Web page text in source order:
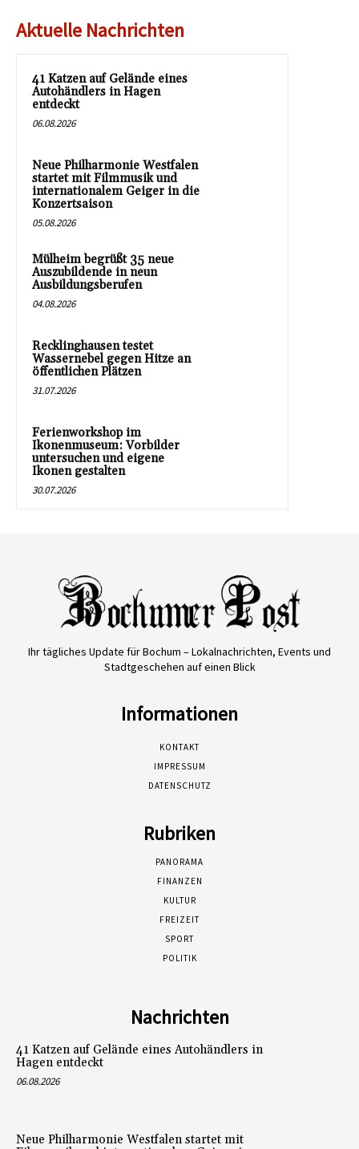
Aktuelle Nachrichten
41 Katzen auf Gelände eines
Autohändlers in Hagen
entdeckt
06.08.2026
Neue Philharmonie Westfalen
startet mit Filmmusik und
internationalem Geiger in die
Konzertsaison
05.08.2026
Mülheim begrüßt 35 neue
Auszubildende in neun
Ausbildungsberufen
04.08.2026
Recklinghausen testet
Wassernebel gegen Hitze an
öffentlichen Plätzen
31.07.2026
Ferienworkshop im
Ikonenmuseum: Vorbilder
untersuchen und eigene
Ikonen gestalten
30.07.2026
Ihr tägliches Update für Bochum – Lokalnachrichten, Events und
Stadtgeschehen auf einen Blick
Informationen
KONTAKT
IMPRESSUM
DATENSCHUTZ
Rubriken
PANORAMA
FINANZEN
KULTUR
FREIZEIT
SPORT
POLITIK
Nachrichten
41 Katzen auf Gelände eines Autohändlers in
Hagen entdeckt
06.08.2026
Neue Philharmonie Westfalen startet mit